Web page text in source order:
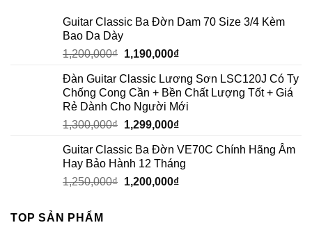
Guitar Classic Ba Đờn Dam 70 Size 3/4 Kèm
Bao Da Dày
1,200,000₫ 1,190,000₫
Đàn Guitar Classic Lương Sơn LSC120J Có Ty
Chống Cong Cần + Bền Chất Lượng Tốt + Giá
Rẻ Dành Cho Người Mới
1,300,000₫ 1,299,000₫
Guitar Classic Ba Đờn VE70C Chính Hãng Âm
Hay Bảo Hành 12 Tháng
1,250,000₫ 1,200,000₫
TOP SẢN PHẨM